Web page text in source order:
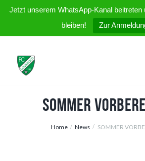
Jetzt unserem WhatsApp-Kanal beitreten
bleiben!
Zur
SOMMER
Home News SOMMER